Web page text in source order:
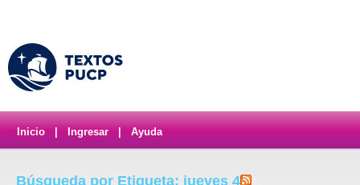
Inicio Ingresar Ayuda
Búsqueda por Etiqueta: jueves 4